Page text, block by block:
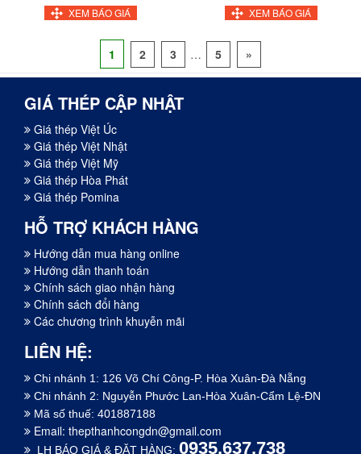
XEM BÁO GIÁ XEM BÁO GIÁ
1 2 3 … 5 »
GIÁ THÉP CẬP NHẬT
Giá thép Việt Úc
Giá thép Việt Nhật
Giá thép Việt Mỹ
Giá thép Hòa Phát
Giá thép Pomina
HỖ TRỢ KHÁCH HÀNG
Hướng dẫn mua hàng online
Hướng dẫn thanh toán
Chính sách giao nhận hàng
Chính sách đổi hàng
Các chương trình khuyễn mãi
LIÊN HỆ:
Chi nhánh 1: 126 Võ Chí Công-P. Hòa Xuân-Đà Nẵng
Chi nhánh 2: Nguyễn Phước Lan-Hòa Xuân-Cẩm Lệ-ĐN
Mã số thuế: 401887188
Email: thepthanhcongdn@gmail.com
LH BÁO GIÁ & ĐẶT HÀNG: 0935.637.738